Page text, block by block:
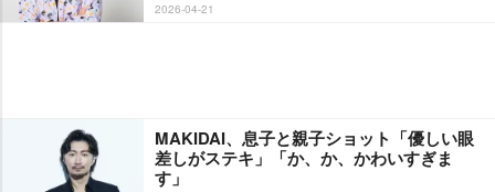
2026-04-21
MAKIDAI、息子と親子ショット「優しい眼
差しがステキ」「か、か、かわいすぎま
す」